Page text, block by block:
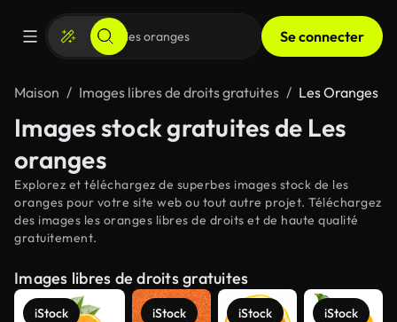
Se connecter
Maison Images libres de droits gratuites Les Oranges
Images stock gratuites de Les
oranges
Explorez et téléchargez de superbes images stock de les
oranges pour votre site web ou tout autre projet. Téléchargez
des images les oranges libres de droits et de haute qualité
gratuitement.
Images libres de droits gratuites
iStock iStock iStock iStock